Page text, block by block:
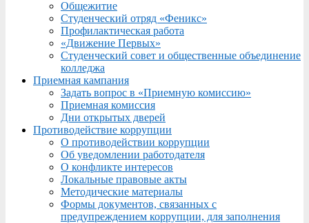
Общежитие
Студенческий отряд «Феникс»
Профилактическая работа
«Движение Первых»
Студенческий совет и общественные объединение
колледжа
Приемная кампания
Задать вопрос в «Приемную комиссию»
Приемная комиссия
Дни открытых дверей
Противодействие коррупции
О противодействии коррупции
Об уведомлении работодателя
О конфликте интересов
Локальные правовые акты
Методические материалы
Формы документов, связанных с
предупреждением коррупции, для заполнения